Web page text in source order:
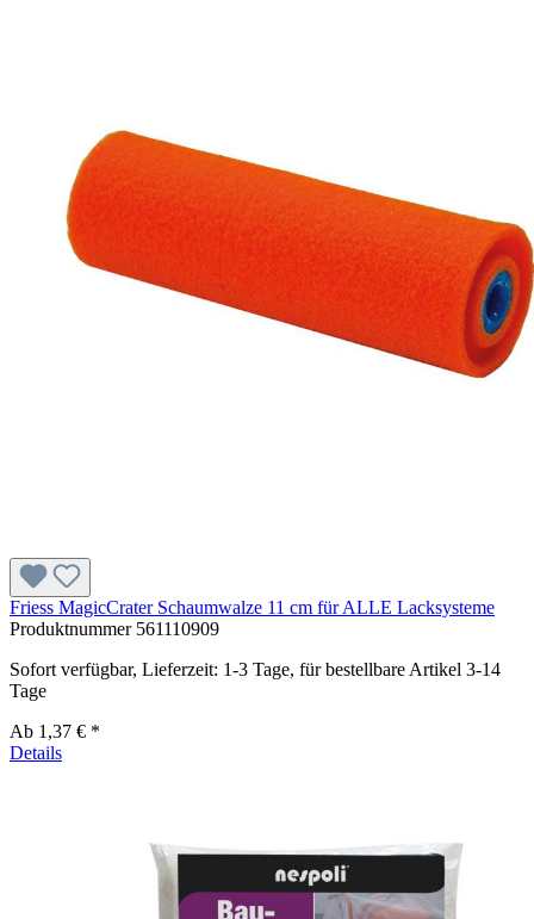
Friess MagicCrater Schaumwalze 11 cm für ALLE Lacksysteme
Produktnummer 561110909
Sofort verfügbar, Lieferzeit: 1-3 Tage, für bestellbare Artikel 3-14
Tage
Ab 1,37 € *
Details